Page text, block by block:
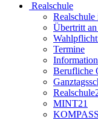
Realschule
Übertritt
Termine
Berufliche
MINT21
KOMPASS